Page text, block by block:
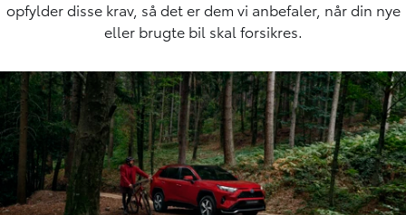
opfylder disse krav, så det er dem vi anbefaler, når din nye
eller brugte bil skal forsikres.